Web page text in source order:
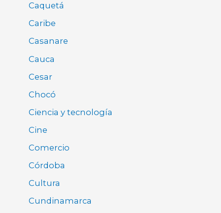
Caquetá
Caribe
Casanare
Cauca
Cesar
Chocó
Ciencia y tecnología
Cine
Comercio
Córdoba
Cultura
Cundinamarca